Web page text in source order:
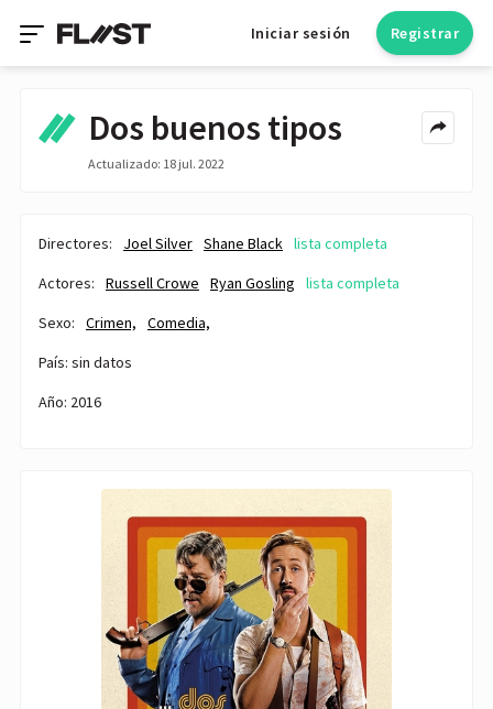
Iniciar sesión Registrar
Dos buenos tipos
Actualizado: 18 jul. 2022
Directores: Joel Silver Shane Black lista completa
Actores:
Russell Crowe Ryan Gosling
lista completa
Sexo:
Crimen,
Comedia,
País: sin datos
Año: 2016